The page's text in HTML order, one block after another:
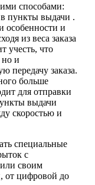
способами:
пункты выдачи .
особенности и
из веса заказа
учесть, что
но и
передачу заказа.
больше
для отправки
выдачи
скоростью и
специальные
с
своим
от цифровой до